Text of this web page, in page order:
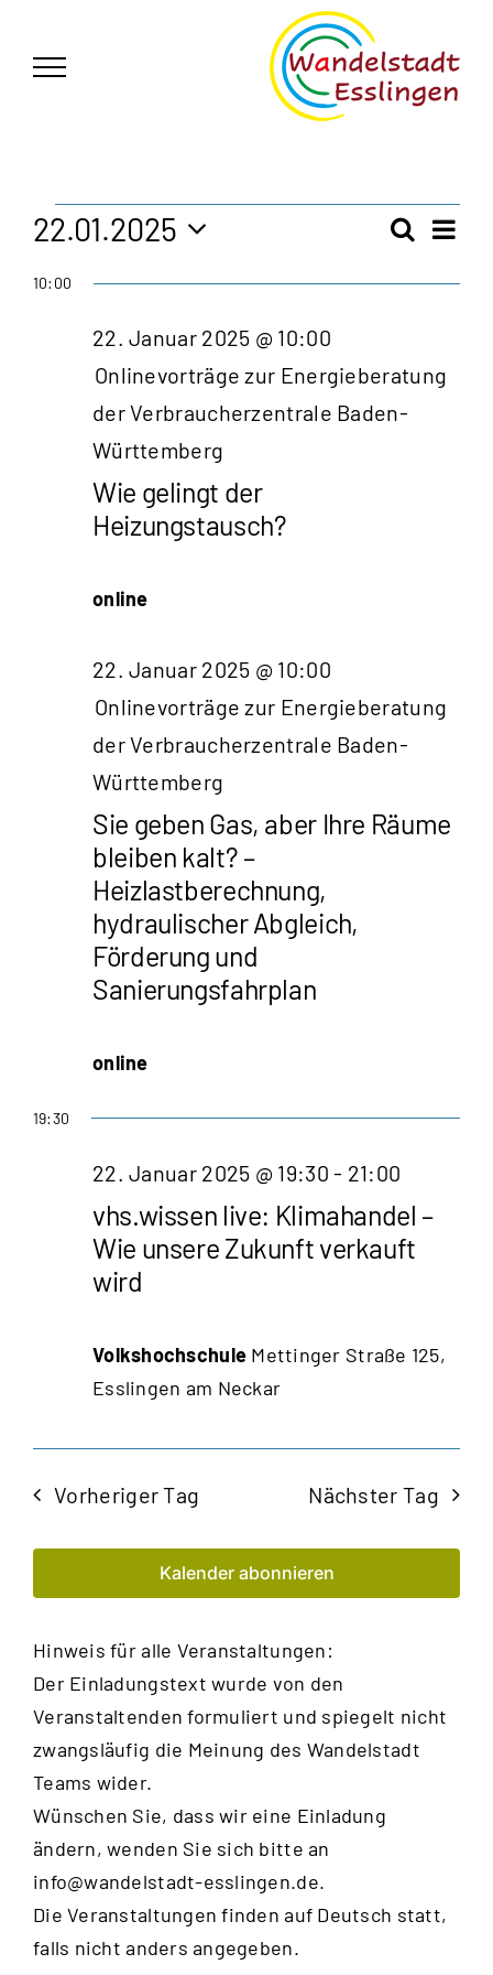
springen
Veranstaltungen
für
Januar
2025
und
Suche
Tag
22.01.2025
wählen.
10:00
Wie gelingt der
Heizungstausch?
22. Januar 2025 @ 10:00
Onlinevorträge zur Energieberatung
der Verbraucherzentrale Baden-
Württemberg
online
Sie geben Gas, aber Ihre Räume
bleiben kalt? –
Heizlastberechnung,
hydraulischer Abgleich,
Förderung und
Sanierungsfahrplan
22. Januar 2025 @ 10:00
Onlinevorträge zur Energieberatung
der Verbraucherzentrale Baden-
Württemberg
online
19:30
vhs.wissen live: Klimahandel –
Wie unsere Zukunft verkauft
wird
22. Januar 2025 @ 19:30 - 21:00
Volkshochschule Mettinger Straße 125,
Esslingen am Neckar
Vorheriger Tag Nächster Tag
Kalender abonnieren
Hinweis für alle Veranstaltungen:
Der Einladungstext wurde von den
Veranstaltenden formuliert und spiegelt nicht
zwangsläufig die Meinung des Wandelstadt
Teams wider.
Wünschen Sie, dass wir eine Einladung
ändern, wenden Sie sich bitte an
info@wandelstadt-esslingen.de.
Die Veranstaltungen finden auf Deutsch statt,
falls nicht anders angegeben.